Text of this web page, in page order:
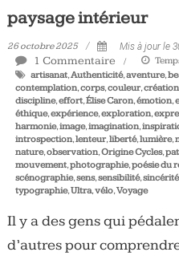
paysage intérieur
26 octobre 2025 Mis à jour le
1 Commentaire
artisanat,Authenticité,aventure,
contemplation,corps,couleur,création
discipline,effort,Élise Caron,émotion,
éthique,expérience,exploration,
harmonie,image,imagination,
introspection,lenteur,liberté,lumière,
nature,observation,Origine Cycles,
mouvement,photographie,poésie du
scénographie,sens,sensibilité,sincérité
typographie,Ultra,vélo,Voyage
Il y a des gens qui
d’autres pour